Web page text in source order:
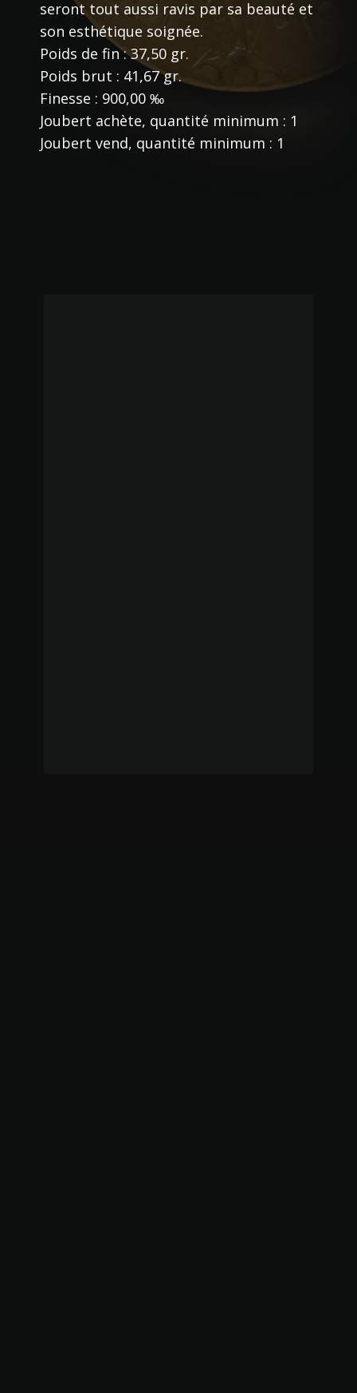
seront tout aussi ravis par sa beauté et
son esthétique soignée.
Poids de fin : 37,50 gr.
Poids brut : 41,67 gr.
Finesse : 900,00 ‰
Joubert achète, quantité minimum : 1
Joubert vend, quantité minimum : 1